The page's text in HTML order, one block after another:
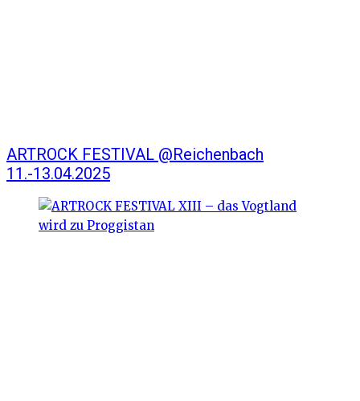
ARTROCK FESTIVAL @Reichenbach
11.-13.04.2025